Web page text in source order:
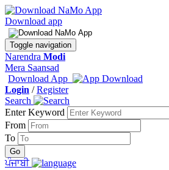
Download app
Toggle navigation
Narendra Modi
Mera Saansad
Download App
Login /Register
Search
Enter Keyword
From
To
ਪੰਜਾਬੀ